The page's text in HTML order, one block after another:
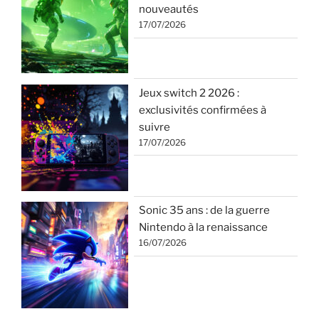
nouveautés
17/07/2026
Jeux switch 2 2026 :
exclusivités confirmées à
suivre
17/07/2026
Sonic 35 ans : de la guerre
Nintendo à la renaissance
16/07/2026